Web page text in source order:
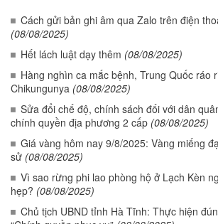
Cách gửi bản ghi âm qua Zalo trên điện
(08/08/2025)
Hết lách luật dạy thêm (08/08/2025)
Hàng nghìn ca mắc bệnh, Trung Quốc ráo
Chikungunya (08/08/2025)
Sửa đổi chế độ, chính sách đối với dân
chính quyền địa phương 2 cấp (08/08/2025)
Giá vàng hôm nay 9/8/2025: Vàng miếng
sử (08/08/2025)
Vì sao rừng phi lao phòng hộ ở Lạch Kèn
hẹp? (08/08/2025)
Chủ tịch UBND tỉnh Hà Tĩnh: Thực hiện